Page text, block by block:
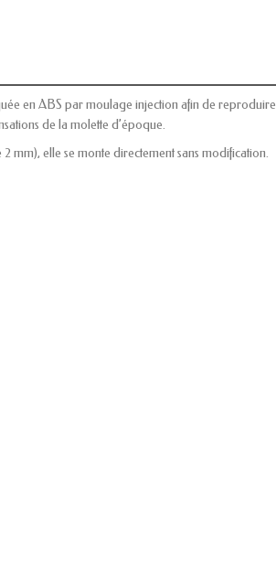
en ABS par moulage injection afin de reproduire
de la molette d’époque.
mm), elle se monte directement sans modification.